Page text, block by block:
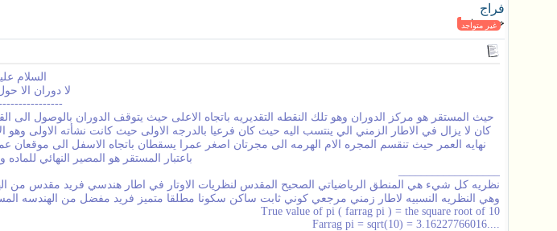
فراج
غير متواجد
خبير فيزيائي
السلام
لا دوران الا
حيث المستقر هو مركز الدوران وهو تلك النقطه التقديريه باتجاه الاعلى حيث يتوقف الدوران بالوصول الى
كان لا يزال في الاطار الزمني الي ينتسب اليه حيث كان فرعيا بالدرجه الاولى حيث كانت نشأته الاولى
نهايه العمر حيث تنقسم المجره الام الهرمه الى مجرتان اصغر عمرا يسقطان باتجاه الاسفل الى موقعان
باعتبار المستقر هو المصير النهائي
نظريه كل شيء هي المنطق الرياضياتي الصحيح المقدس لنظريات الاوتار في اطار هندسي فريد مقدس من
وهي النظريه النسبيه لاطار زمني مرجعي كوني ثابت ساكن سكونا مطلقا متميز فريد مفضل من الهندسه
True value of pi ( farrag pi ) = the square root of 10
....Farrag pi = sqrt(10) = 3.16227766016